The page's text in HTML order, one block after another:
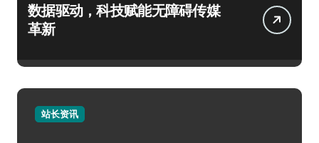
数据驱动，科技赋能无障碍传媒
革新
站长资讯